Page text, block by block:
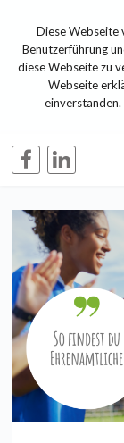
Diese Webseite
Benutzerführung
diese Webseite zu
Webseite